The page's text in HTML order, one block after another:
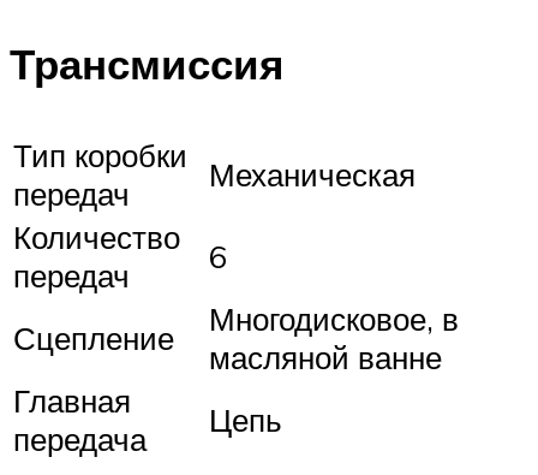
Трансмиссия
Тип коробки
передач
Механическая
Количество
передач
6
Сцепление
Многодисковое, в
масляной ванне
Главная
передача
Цепь